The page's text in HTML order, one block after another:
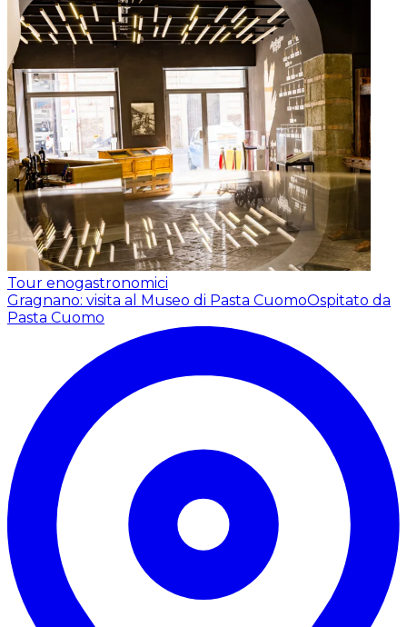
Tour enogastronomici
Gragnano: visita al Museo di Pasta CuomoOspitato da
Pasta Cuomo